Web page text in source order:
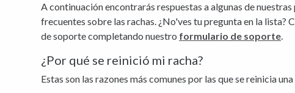
A continuación encontrarás respuestas a algunas de nuestras
frecuentes sobre las rachas. ¿No'ves tu pregunta en la lista?
de soporte completando nuestro formulario de soporte.
¿Por qué se reinició mi racha?
Estas son las razones más comunes por las que se reinicia